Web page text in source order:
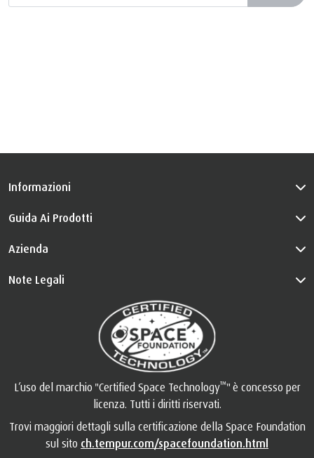
Informazioni
Guida Ai Prodotti
Azienda
Note Legali
L’uso del marchio "Certified Space Technology™" è concesso per
licenza. Tutti i diritti riservati.
Trovi maggiori dettagli sulla certificazione della Space Foundation
sul sito ch.tempur.com/spacefoundation.html